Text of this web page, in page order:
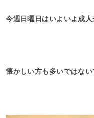
今週日曜日はいよいよ成人
懐かしい方も多いではない